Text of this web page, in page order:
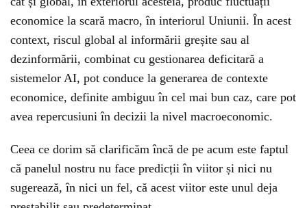
economice la scară macro, în interiorul Uniunii. În acest
context, riscul global al informării greșite sau al
dezinformării, combinat cu gestionarea deficitară a
sistemelor AI, pot conduce la generarea de contexte
economice, definite ambiguu în cel mai bun caz, care pot
avea repercusiuni în decizii la nivel macroeconomic.
Ceea ce dorim să clarificăm încă de pe acum este faptul
că panelul nostru nu face predicții în viitor și nici nu
sugerează, în nici un fel, că acest viitor este unul deja